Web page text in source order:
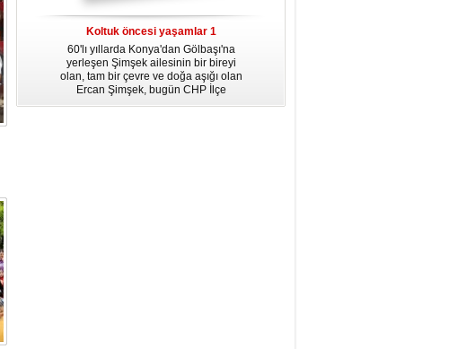
Koltuk öncesi yaşamlar 1
60'lı yıllarda Konya'dan Gölbaşı'na
yerleşen Şimşek ailesinin bir bireyi
olan, tam bir çevre ve doğa aşığı olan
Ercan Şimşek, bugün CHP İlçe
Başkanlığı yaptığı Gölbaşı'nda yaşam